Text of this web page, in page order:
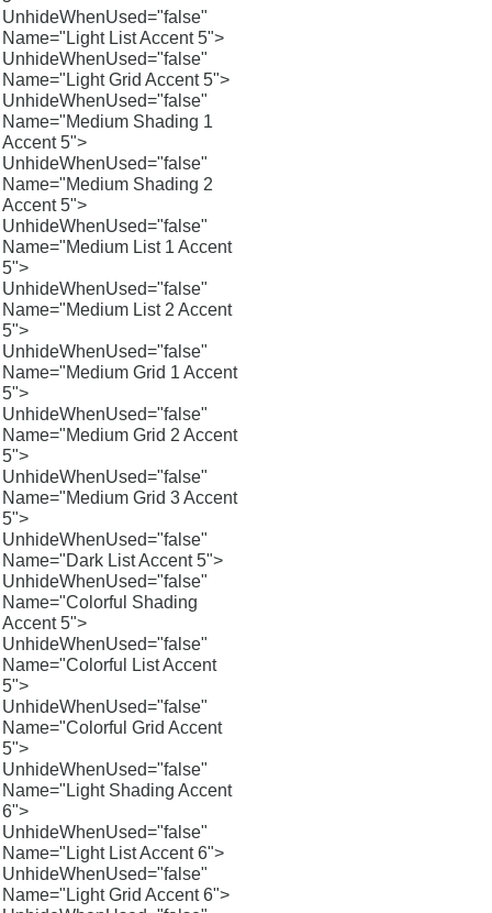
UnhideWhenUsed="false"
Name="Light List Accent 5">
UnhideWhenUsed="false"
Name="Light Grid Accent 5">
UnhideWhenUsed="false"
Name="Medium Shading 1
Accent 5">
UnhideWhenUsed="false"
Name="Medium Shading 2
Accent 5">
UnhideWhenUsed="false"
Name="Medium List 1 Accent
5">
UnhideWhenUsed="false"
Name="Medium List 2 Accent
5">
UnhideWhenUsed="false"
Name="Medium Grid 1 Accent
5">
UnhideWhenUsed="false"
Name="Medium Grid 2 Accent
5">
UnhideWhenUsed="false"
Name="Medium Grid 3 Accent
5">
UnhideWhenUsed="false"
Name="Dark List Accent 5">
UnhideWhenUsed="false"
Name="Colorful Shading
Accent 5">
UnhideWhenUsed="false"
Name="Colorful List Accent
5">
UnhideWhenUsed="false"
Name="Colorful Grid Accent
5">
UnhideWhenUsed="false"
Name="Light Shading Accent
6">
UnhideWhenUsed="false"
Name="Light List Accent 6">
UnhideWhenUsed="false"
Name="Light Grid Accent 6">